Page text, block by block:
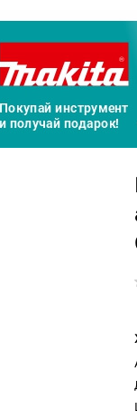
на части
График
% картой